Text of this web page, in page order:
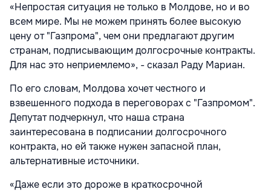
«Непростая ситуация не только в Молдове, но и во
всем мире. Мы не можем принять более высокую
цену от "Газпрома", чем они предлагают другим
странам, подписывающим долгосрочные контракты.
Для нас это неприемлемо», - сказал Раду Мариан.
По его словам, Молдова хочет честного и
взвешенного подхода в переговорах с "Газпромом".
Депутат подчеркнул, что наша страна
заинтересована в подписании долгосрочного
контракта, но ей также нужен запасной план,
альтернативные источники.
«Даже если это дороже в краткосрочной